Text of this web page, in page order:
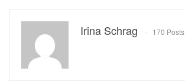
Irina Schrag 170 Posts